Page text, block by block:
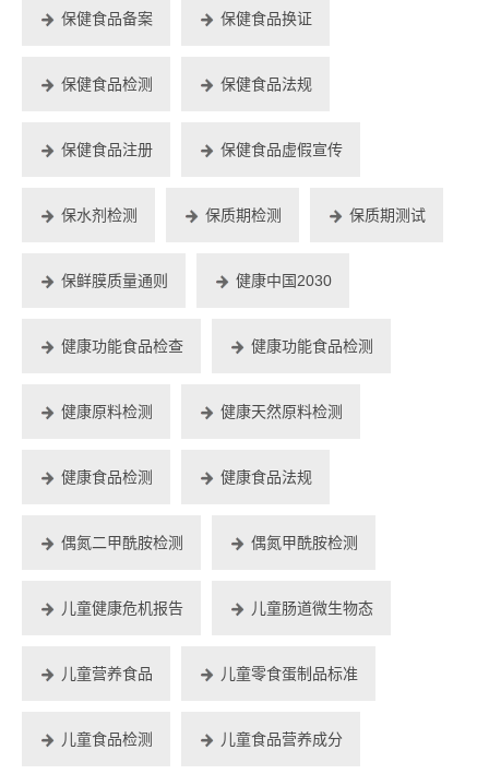
保健食品备案 保健食品换证
保健食品检测 保健食品法规
保健食品注册 保健食品虚假宣传
保水剂检测 保质期检测 保质期测试
保鲜膜质量通则 健康中国2030
健康功能食品检查 健康功能食品检测
健康原料检测 健康天然原料检测
健康食品检测 健康食品法规
偶氮二甲酰胺检测 偶氮甲酰胺检测
儿童健康危机报告 儿童肠道微生物态
儿童营养食品 儿童零食蛋制品标准
儿童食品检测 儿童食品营养成分